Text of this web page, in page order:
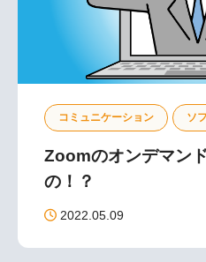
コミュニケーション ソ
Zoomのオンデマン
の！？
2022.05.09